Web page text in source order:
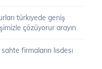
türkıyede geniş
çözüyorur arayın
firmaların lısdesı